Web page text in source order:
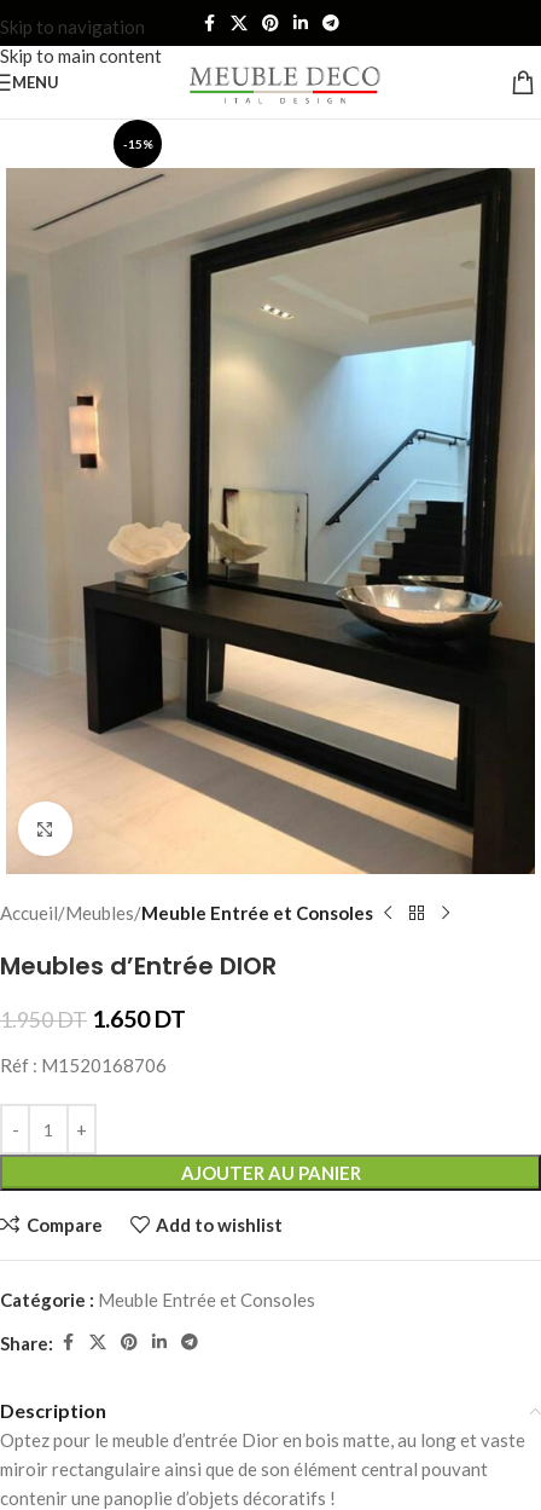
Skip to navigation
Skip to main content
MENU
-15%
Click to enlarge
Accueil Meubles Meuble Entrée et Consoles
Meubles d’Entrée DIOR
1.950DT 1.650DT
Réf : M1520168706
AJOUTER AU PANIER
Compare Add to wishlist
Catégorie : Meuble Entrée et Consoles
Share:
Description
Optez pour le meuble d’entrée Dior en bois matte, au long et vaste
miroir rectangulaire ainsi que de son élément central pouvant
contenir une panoplie d’objets décoratifs !